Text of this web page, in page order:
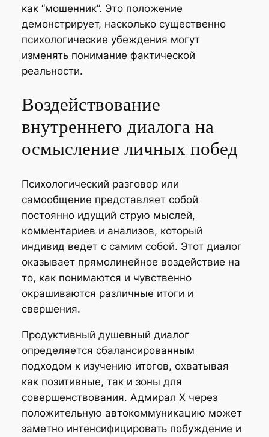
как “мошенник”. Это положение
демонстрирует, насколько существенно
психологические убеждения могут
изменять понимание фактической
реальности.
Воздействование
внутреннего диалога на
осмысление личных побед
Психологический разговор или
самообщение представляет собой
постоянно идущий струю мыслей,
комментариев и анализов, который
индивид ведет с самим собой. Этот диалог
оказывает прямолинейное воздействие на
то, как понимаются и чувственно
окрашиваются различные итоги и
свершения.
Продуктивный душевный диалог
определяется сбалансированным
подходом к изучению итогов, охватывая
как позитивные, так и зоны для
совершенствования. Адмирал Х через
положительную автокоммуникацию может
заметно интенсифицировать побуждение и